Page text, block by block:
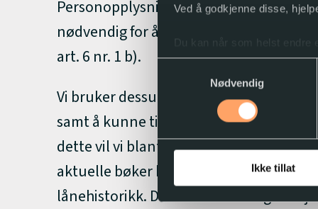
Ved å godkjenne disse,
Du kan når som helst endre
Nødvendig
Ikke tillat
Personopplysningene blir også brukt
nødvendig for å oppfylle våre
art. 6 nr. 1 b).
Vi bruker dessuten opplysningene for
samt å kunne tilpasse vårt tilbud og
dette vil vi blant annet produsere
aktuelle bøker basert på mønsteret til
lånehistorikk. Denne behandlingen